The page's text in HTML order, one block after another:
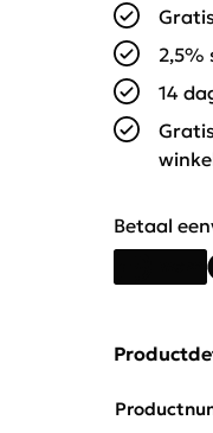
2,5%
14
Betaal